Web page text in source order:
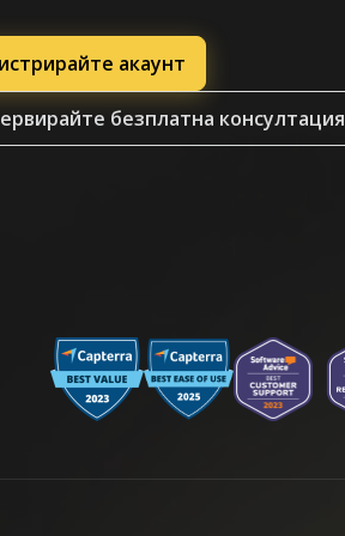
акаунт
безплатна консултация